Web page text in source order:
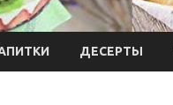
ДЕСЕРТЫ